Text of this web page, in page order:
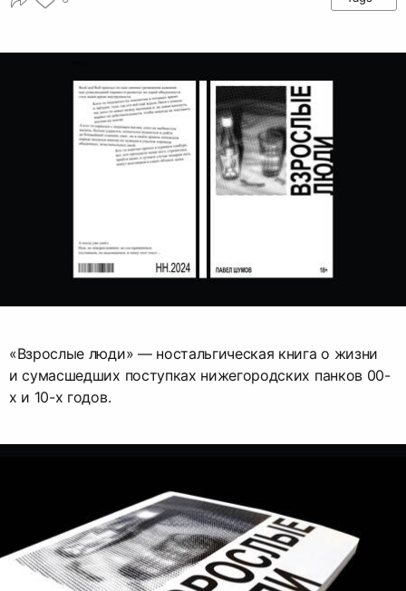
«‎Взрослые люди»‎ — ностальгическая книга о жизни
и сумасшедших поступках нижегородских панков 00-
х и 10-х годов.